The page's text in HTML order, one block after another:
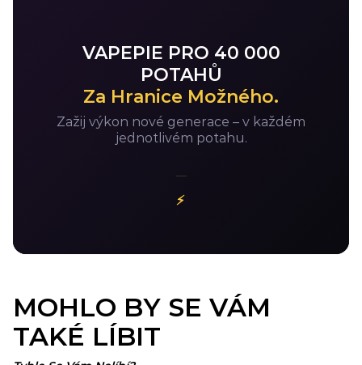
VAPEPIE PRO 40 000
POTAHŮ
Za Hranice Možného.
Zažij výkon nové generace – v každém
jednotlivém potahu.
⚡
MOHLO BY SE VÁM
TAKÉ LÍBIT